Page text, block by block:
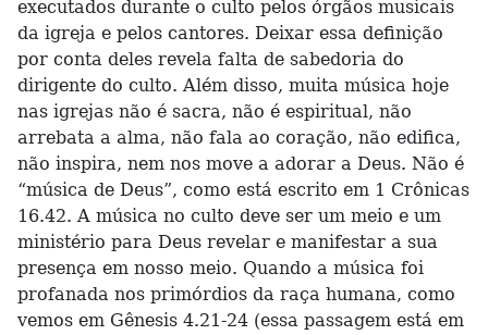
executados durante o culto pelos órgãos musicais
da igreja e pelos cantores. Deixar essa definição
por conta deles revela falta de sabedoria do
dirigente do culto. Além disso, muita música hoje
nas igrejas não é sacra, não é espiritual, não
arrebata a alma, não fala ao coração, não edifica,
não inspira, nem nos move a adorar a Deus. Não é
“música de Deus”, como está escrito em 1 Crônicas
16.42. A música no culto deve ser um meio e um
ministério para Deus revelar e manifestar a sua
presença em nosso meio. Quando a música foi
profanada nos primórdios da raça humana, como
vemos em Gênesis 4.21-24 (essa passagem está em